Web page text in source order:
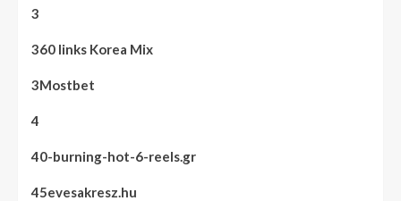
3
360 links Korea Mix
3Mostbet
4
40-burning-hot-6-reels.gr
45evesakresz.hu